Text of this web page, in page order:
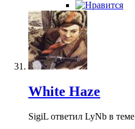
White Haze
SigiL ответил LyNb в теме